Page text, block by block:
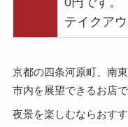
テイクア
京都の四条河原町、南
市内を展望できるお店で
夜景を楽しむならおすす